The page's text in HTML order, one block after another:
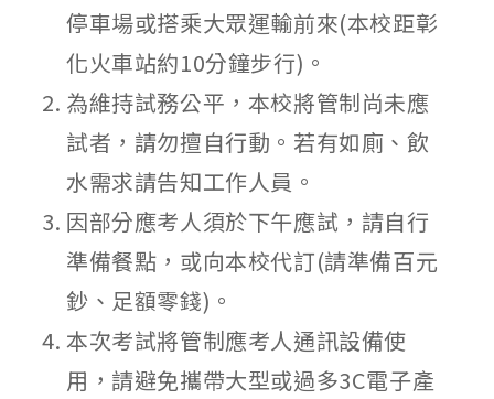
停車場或搭乘大眾運輸前來(本校距彰
化火車站約10分鐘步行)。
為維持試務公平，本校將管制尚未應
試者，請勿擅自行動。若有如廁、飲
水需求請告知工作人員。
因部分應考人須於下午應試，請自行
準備餐點，或向本校代訂(請準備百元
鈔、足額零錢)。
本次考試將管制應考人通訊設備使
用，請避免攜帶大型或過多3C電子產